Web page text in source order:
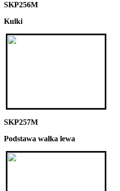
SKP256M
Kulki
SKP257M
Podstawa wałka lewa